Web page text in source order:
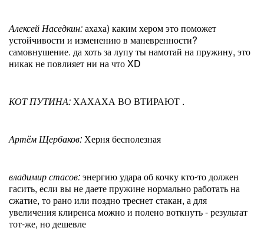
Алексей Наседкин:ахаха) каким хером это поможет
устойчивости и изменению в маневренности?
самовнушение. да хоть за лупу ты намотай на пружину, это
никак не повлияет ни на что XD
КОТ ПУТИНА:ХАХАХА ВО ВТИРАЮТ .
Артём Щербаков:Херня бесполезная
владимир стасов:энергию удара об кочку кто-то должен
гасить, если вы не даете пружине нормально работать на
сжатие, то рано или поздно треснет стакан, а для
увеличения клиренса можно и полено воткнуть - результат
тот-же, но дешевле